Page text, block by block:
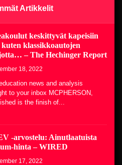
15, 2022
ja Melani Walton -säätiö
opiskelija-apurahoja… –
Wire
14, 2022
korkeakoulut keskittyvät
pääaineisiin, kuten
entisöintiin,
’67 EV -arvostelu:
tyyliä, premium-
– WIRED
Artikkelit
keskittyvät kapeisiin
klassikkoautojen
– The Hechinger Report
18, 2022
news and analysis
to your inbox MCPHERSON,
is the finish of...
-arvostelu: Ainutlaatuista
hinta – WIRED
17, 2022